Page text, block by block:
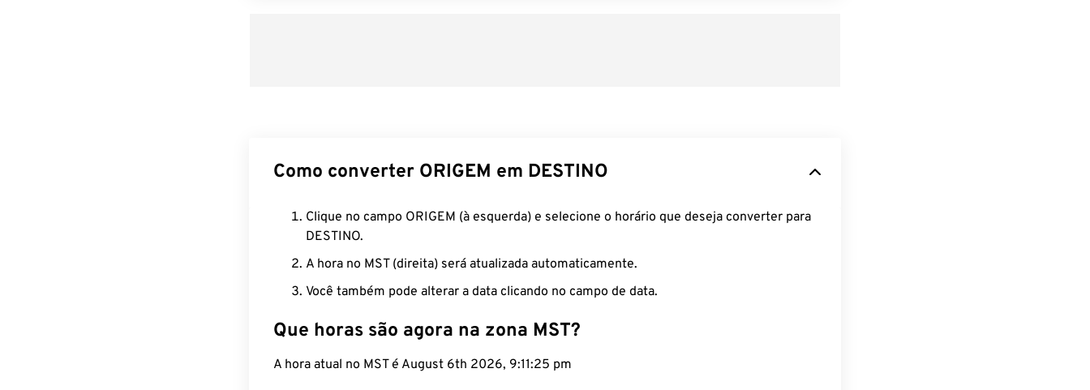
Como converter ORIGEM em DESTINO
Clique no campo ORIGEM (à esquerda) e selecione o horário que deseja converter para
DESTINO.
A hora no MST (direita) será atualizada automaticamente.
Você também pode alterar a data clicando no campo de data.
Que horas são agora na zona MST?
A hora atual no MST é August 6th 2026, 9:11:26 pm